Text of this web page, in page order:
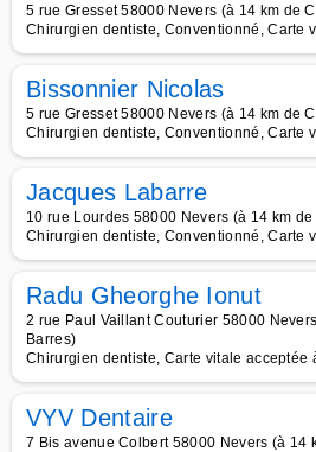
5 rue Gresset 58000 Nevers (à 14 km de
Chirurgien dentiste, Conventionné, Carte
Bissonnier Nicolas
5 rue Gresset 58000 Nevers (à 14 km de
Chirurgien dentiste, Conventionné, Carte
Jacques Labarre
10 rue Lourdes 58000 Nevers (à 14 km
Chirurgien dentiste, Conventionné, Carte
Radu Gheorghe Ionut
2 rue Paul Vaillant Couturier 58000
Barres)
Chirurgien dentiste, Carte vitale acceptée
VYV Dentaire
7 Bis avenue Colbert 58000 Nevers (à 14